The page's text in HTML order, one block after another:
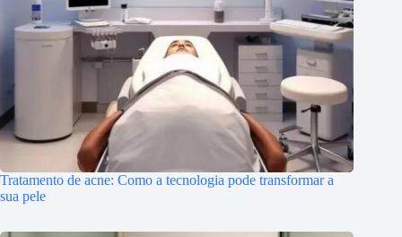
Tratamento de acne: Como a tecnologia pode transformar a
sua pele